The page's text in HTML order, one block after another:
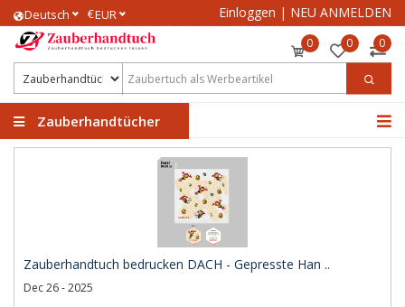
Deutsch €EUR Einloggen | NEU ANMELDEN
0 0 0
Zauberhandtücher
Zauberhandtuch bedrucken DACH - Gepresste Han ..
Dec 26 - 2025